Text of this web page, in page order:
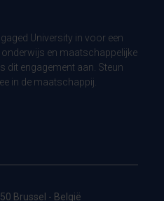
University in voor een
onderwijs en maatschappelijke
dit engagement aan. Steun
in de maatschappij.
Brussel - België